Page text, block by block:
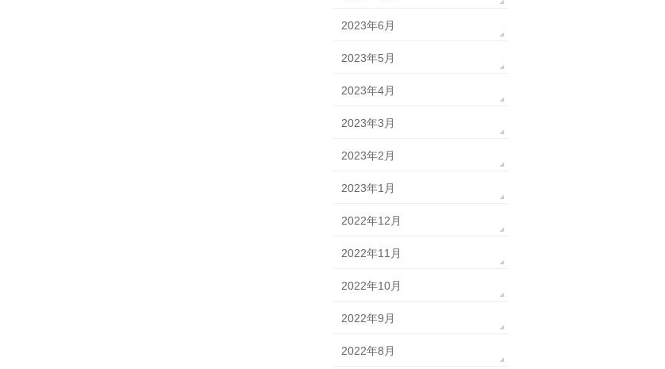
2023年6月
2023年5月
2023年4月
2023年3月
2023年2月
2023年1月
2022年12月
2022年11月
2022年10月
2022年9月
2022年8月